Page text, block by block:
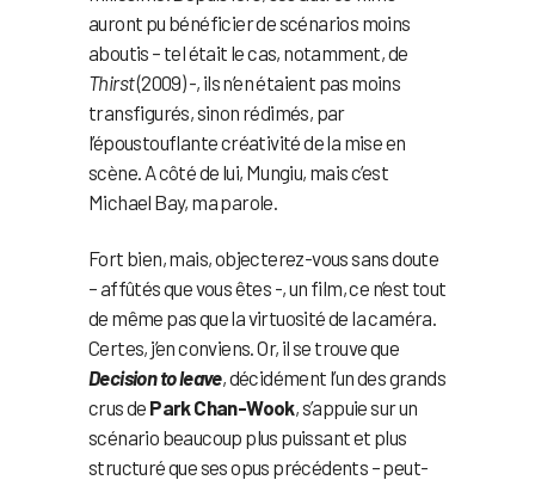
auront pu bénéficier de scénarios moins
aboutis – tel était le cas, notamment, de
Thirst(2009) -, ils n’en étaient pas moins
transfigurés, sinon rédimés, par
l’époustouflante créativité de la mise en
scène. A côté de lui, Mungiu, mais c’est
Michael Bay, ma parole.
Fort bien, mais, objecterez-vous sans doute
– affûtés que vous êtes -, un film, ce n’est tout
de même pas que la virtuosité de la caméra.
Certes, j’en conviens. Or, il se trouve que
Decision to leave, décidément l’un des grands
crus de Park Chan-Wook, s’appuie sur un
scénario beaucoup plus puissant et plus
structuré que ses opus précédents – peut-